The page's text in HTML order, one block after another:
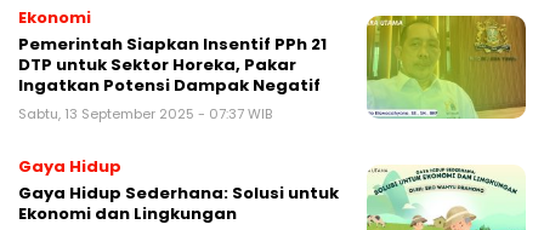
Ekonomi
Pemerintah Siapkan Insentif PPh 21
DTP untuk Sektor Horeka, Pakar
Ingatkan Potensi Dampak Negatif
Sabtu, 13 September 2025 - 07:37 WIB
Gaya Hidup
Gaya Hidup Sederhana: Solusi untuk
Ekonomi dan Lingkungan